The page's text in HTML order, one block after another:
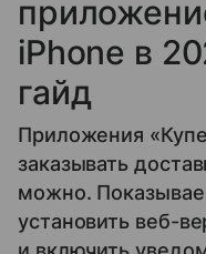
iPhone в
гайд
Приложения
заказывать
можно.
установить веб-